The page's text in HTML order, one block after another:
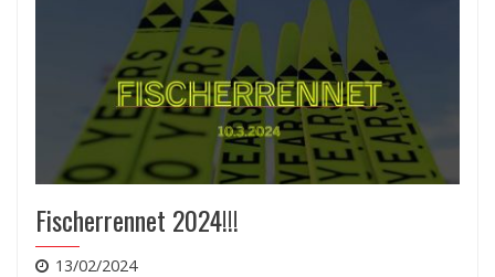
Fischerrennet 2024!!!
13/02/2024